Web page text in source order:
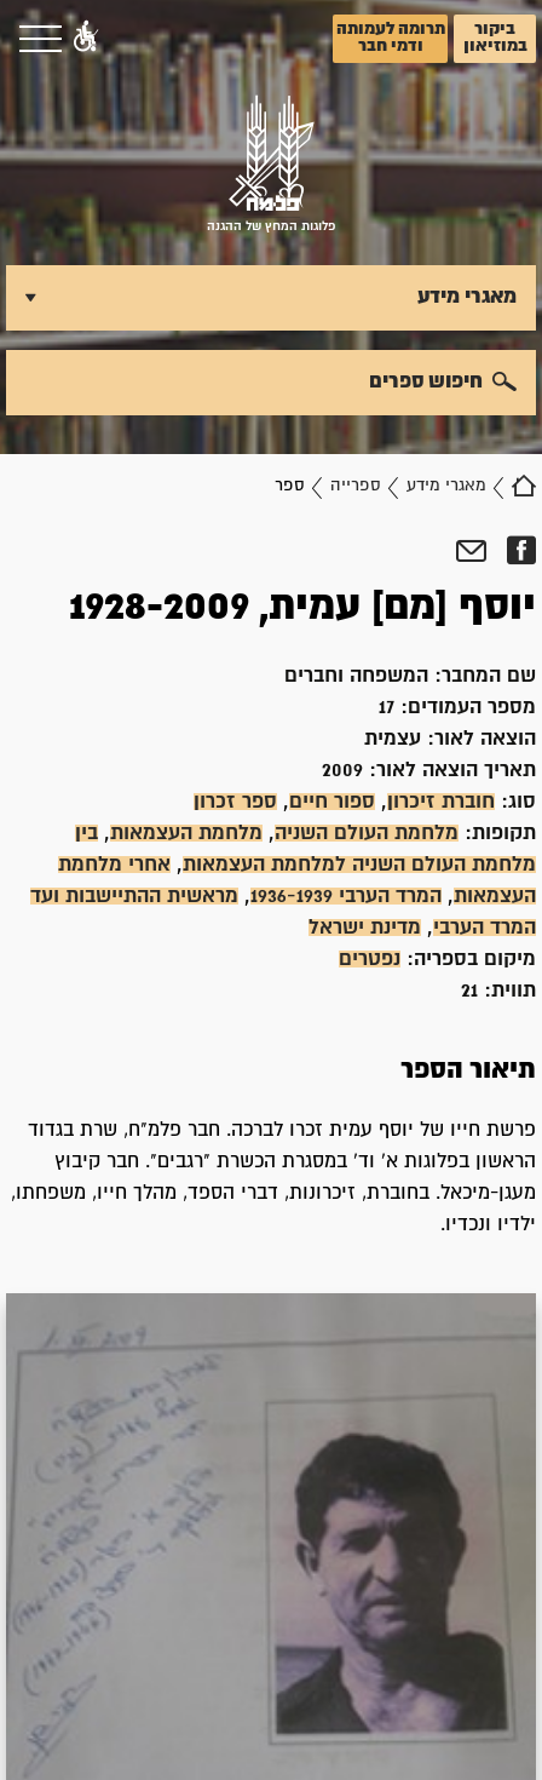
ביקור
במוזיאון
תרומה לעמותה
ודמי חבר
פלוגות המחץ של ההגנה
מאגרי מידע ספרייה ספר
מאגרי מידע
חיפוש ספרים
יוסף [מם] עמית, 1928-2009
שם המחבר:
המשפחה וחברים
מספר העמודים: 17
הוצאה לאור: עצמית
תאריך הוצאה לאור:
סוג: חוברת זיכרון , ספור חיים , ספר זכרון
תקופות: מלחמת העולם השניה, מלחמת העצמאות, בין
מלחמת העולם השניה למלחמת העצמאות, אחרי מלחמת
העצמאות, המרד הערבי 1936-1939 , מראשית ההתיישבות ועד
המרד הערבי, מדינת ישראל
מיקום בספריה: נפטרים
תווית: 21
תיאור הספר
פרשת חייו של יוסף עמית זכרו לברכה. חבר פלמ"ח, שרת בגדוד
הראשון בפלוגות א' וד' במסגרת הכשרת "רגבים". חבר קיבוץ
מעגן-מיכאל. בחוברת, זיכרונות, דברי הספד, מהלך חייו, משפחתו,
ילדיו ונכדיו.